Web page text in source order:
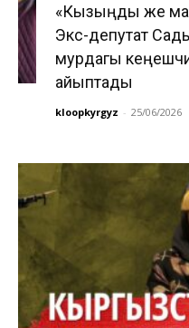
«Кызыңды же
Экс-депутат
мурдагы
айыптады
kloopkyrgyz - 25/06/2026